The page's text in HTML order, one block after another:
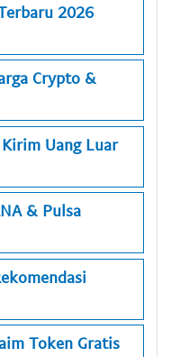
2026
Crypto &
Uang Luar
& Pulsa
Token Gratis